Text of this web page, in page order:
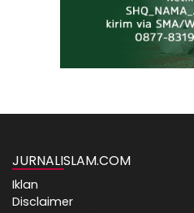
JURNALISLAM.COM
Iklan
Disclaimer